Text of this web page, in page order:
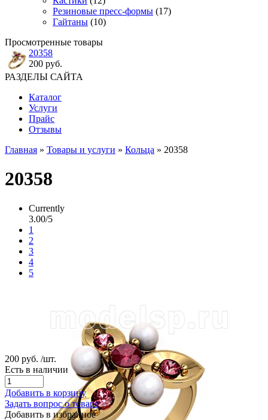
Резиновые пресс-формы (17)
Гайтаны (10)
Просмотренные товары
20358
200 руб.
РАЗДЕЛЫ САЙТА
Каталог
Услуги
Прайс
Отзывы
Главная » Товары и услуги » Кольца » 20358
20358
Currently
3.00/5
1
2
3
4
5
200 руб. /шт.
Есть в наличии
Добавить в корзину
Задать вопрос о товаре
Добавить в избранное